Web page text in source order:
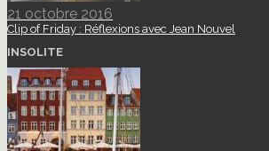
21 octobre 2016
Clip of Friday : Réflexions avec Jean Nouvel
INSOLITE